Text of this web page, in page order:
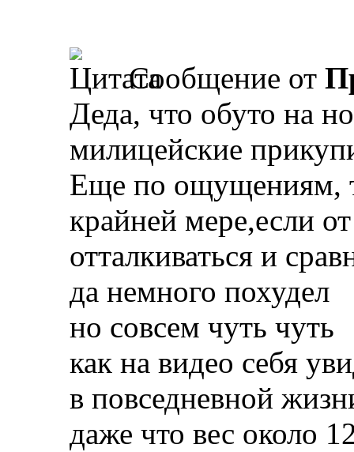
Сообщение от
Деда, что обуто на
милицейские
Еще по ощущениям,
крайней мере,если
отталкиваться и
да немного похудел
но совсем чуть чуть
как на видео себя
в повседневной
даже что вес около